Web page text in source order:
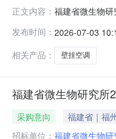
正文内容： 福建省微生物
室温度和湿度
发布时间： 2026-07-03
相关产品：
壁挂空调
福建省微生物研究所
采购意向 福建省｜福
招标单位： 福建省微生物研